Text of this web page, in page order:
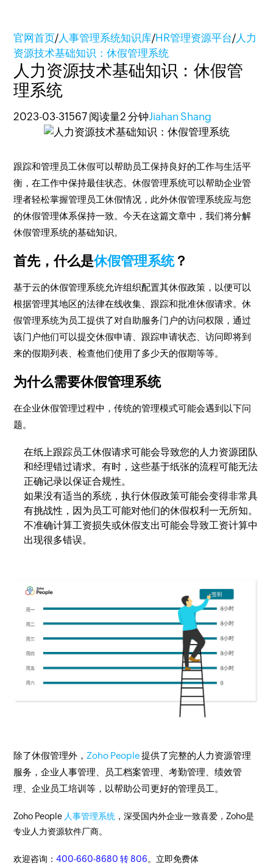
官网首页/人事管理系统知识库/HR管理资源平台/人力
资源技术基础知识：休假管理系统
人力资源技术基础知识：休假管
理系统
2023-03-31 567 阅读量2 分钟Jiahan Shang
跟踪和管理员工休假可以帮助员工保持良好的工作与生活平
衡，在工作中保持最佳状态。休假管理系统可以帮助企业管
理者轻松掌握管理员工休假情况，此外休假管理系统应与您
的休假管理体系保持一致。今天在这篇文章中，我们将分解
休假管理系统的基础知识。
首先，什么是休假管理系统？
基于云的休假管理系统允许组织配置其休假政策，以便可以
根据管理其地区的法律在线收集、跟踪和批准休假请求。休
假管理系统为员工提供了对自助服务门户的访问权限，通过
该门户他们可以提交休假申请、跟踪申请状态、访问即将到
来的假期列表、检查他们使用了多少天的假期等等。
为什么需要休假管理系统
在企业休假管理过程中，传统的管理模式可能会遇到以下问
题。
在纸上跟踪员工休假请求可能会导致您的人力资源团队
和经理错过请求。有时，这些基于纸张的流程可能无法
正确记录以保证合规性。
如果没有适当的系统，执行休假政策可能会变得非常具
有挑战性，因为员工可能对他们的休假权利一无所知。
不准确计算工资损失或休假支出可能会导致工资计算中
出现很多错误。
除了休假管理外，Zoho People提供了完整的人力资源管理
服务，企业人事管理、员工档案管理、考勤管理、绩效管
理、企业员工培训等，以帮助公司更好的管理员工。
Zoho People 人事管理系统 ，深受国内外企业一致喜爱，Zoho是
专业人力资源软件厂商。
欢迎咨询：400-660-8680 转 806。立即免费体